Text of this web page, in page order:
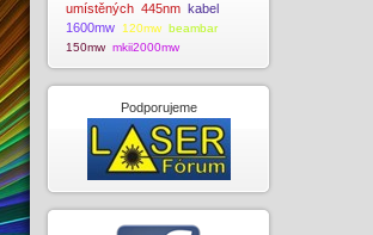
umístěných 445nm kabel
1600mw
120mw beambar
150mw mkii2000mw
Podporujeme